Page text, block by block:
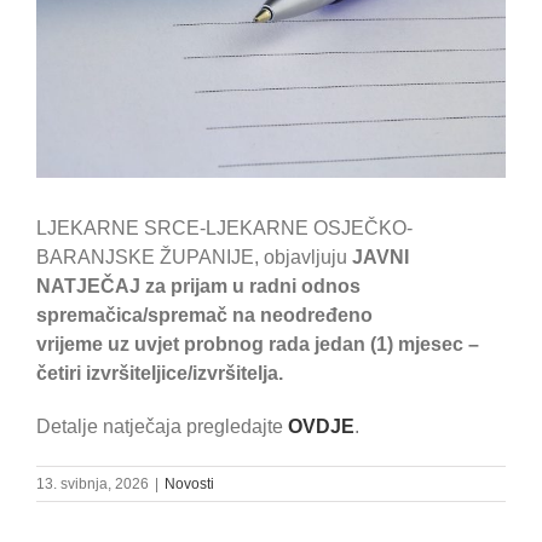
LJEKARNE SRCE-LJEKARNE OSJEČKO-
BARANJSKE ŽUPANIJE, objavljuju JAVNI
NATJEČAJ za prijam u radni odnos
spremačica/spremač na neodređeno
vrijeme uz uvjet probnog rada jedan (1) mjesec –
četiri izvršiteljice/izvršitelja.
Detalje natječaja pregledajte OVDJE.
13. svibnja, 2026 Novosti